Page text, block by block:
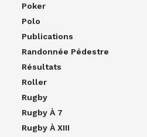
Poker
Polo
Publications
Randonnée Pédestre
Résultats
Roller
Rugby
Rugby À 7
Rugby À XIII